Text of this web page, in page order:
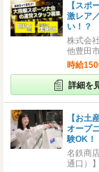
【スポ
激レア
い！？
株式会
他豊田
時給
詳細を
【お土
オープ
験OK！
名鉄商
通口）